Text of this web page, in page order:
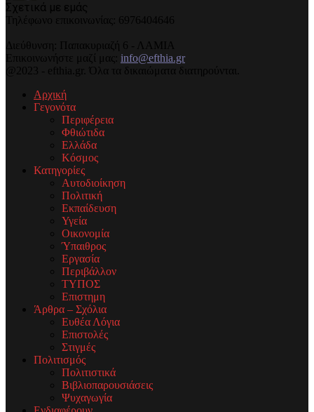
Σχετικά με εμάς
Τηλέφωνo επικοινωνίας: 6976404646
Διεύθυνση: Παπακυριαζή 6 - ΛΑΜΙΑ
Επικοινωνήστε μαζί μας: info@efthia.gr
@2023 - efthia.gr. Όλα τα δικαιώματα διατηρούνται.
Αρχική
Γεγονότα
Περιφέρεια
Φθιώτιδα
Ελλάδα
Κόσμος
Κατηγορίες
Αυτοδιοίκηση
Πολιτική
Εκπαίδευση
Υγεία
Οικονομία
Ύπαιθρος
Εργασία
Περιβάλλον
ΤΥΠΟΣ
Επιστημη
Άρθρα – Σχόλια
Ευθέα Λόγια
Επιστολές
Στιγμές
Πολιτισμός
Πολιτιστικά
Βιβλιοπαρουσιάσεις
Ψυχαγωγία